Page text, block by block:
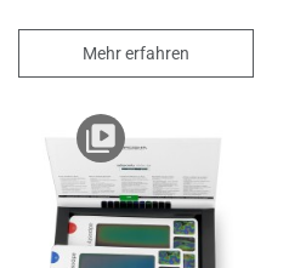
aufrechtzuerhalten.
Angereichert mit den Vitaminen
Wirkung, und veredelt mit
Kamelienöl, das beruhigende
und schützende Eigenschaften
besitzt. Creme, geeignet für alle
Hauttypen, auch Misch- und
fettige Haut, für jede Tageszeit.
Mehr erfahren